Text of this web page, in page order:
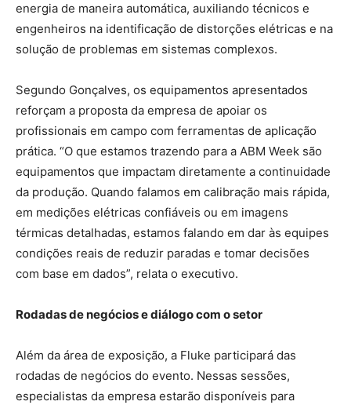
energia de maneira automática, auxiliando técnicos e
engenheiros na identificação de distorções elétricas e na
solução de problemas em sistemas complexos.
Segundo Gonçalves, os equipamentos apresentados
reforçam a proposta da empresa de apoiar os
profissionais em campo com ferramentas de aplicação
prática. “O que estamos trazendo para a ABM Week são
equipamentos que impactam diretamente a continuidade
da produção. Quando falamos em calibração mais rápida,
em medições elétricas confiáveis ou em imagens
térmicas detalhadas, estamos falando em dar às equipes
condições reais de reduzir paradas e tomar decisões
com base em dados”, relata o executivo.
Rodadas de negócios e diálogo com o setor
Além da área de exposição, a Fluke participará das
rodadas de negócios do evento. Nessas sessões,
especialistas da empresa estarão disponíveis para